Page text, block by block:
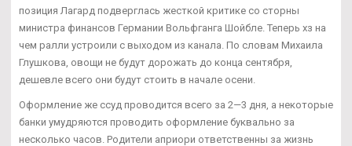
позиция Лагард подверглась жесткой критике со сторны
министра финансов Германии Вольфганга Шойбле. Теперь хз на
чем ралли устроили с выходом из канала. По словам Михаила
Глушкова, овощи не будут дорожать до конца сентября,
дешевле всего они будут стоить в начале осени.
Оформление же ссуд проводится всего за 2—3 дня, а некоторые
банки умудряются проводить оформление буквально за
несколько часов. Родители априори ответственны за жизнь